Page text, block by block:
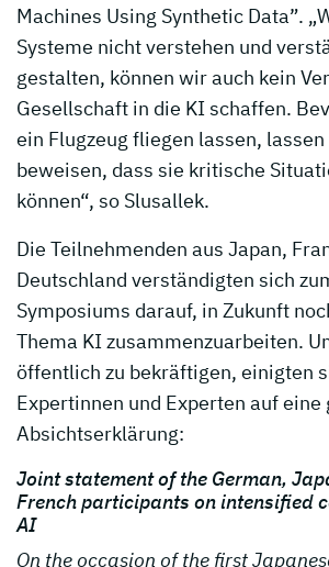
Machines Using Synthetic Data”.
Systeme nicht verstehen und
gestalten, können wir auch kein
Gesellschaft in die KI schaffen.
ein Flugzeug fliegen lassen,
beweisen, dass sie kritische
können“, so Slusallek.
Die Teilnehmenden aus Japan,
Deutschland verständigten sich
Symposiums darauf, in Zukunft
Thema KI zusammenzuarbeiten.
öffentlich zu bekräftigen, einigten
Expertinnen und Experten auf
Absichtserklärung:
Joint statement of the German,
French participants on intensified
AI
On the occasion of the first